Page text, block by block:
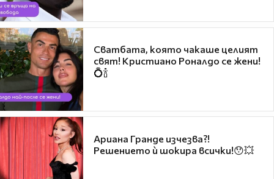
Сватбата, която чакаше целият
свят! Кристиано Роналдо се жени!
💍🍾
Ариана Гранде изчезва?!
Решението ѝ шокира всички!😯💥